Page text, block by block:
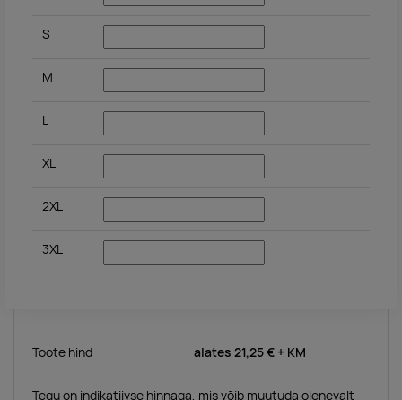
S
M
L
XL
2XL
3XL
Toote hind alates 21,25 € + KM
Tegu on indikatiivse hinnaga, mis võib muutuda olenevalt